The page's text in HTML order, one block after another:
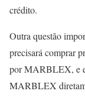
crédito.
Outra questão
precisará comprar
por MARBLEX, e
MARBLEX